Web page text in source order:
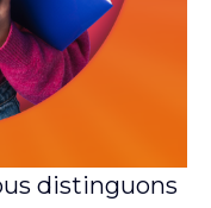
distinguons